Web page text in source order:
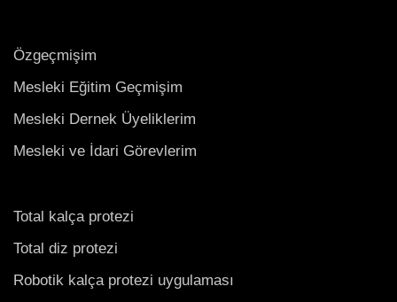
Özgeçmişim
Mesleki Eğitim Geçmişim
Mesleki Dernek Üyeliklerim
Mesleki ve İdari Görevlerim
Total kalça protezi
Total diz protezi
Robotik kalça protezi uygulaması